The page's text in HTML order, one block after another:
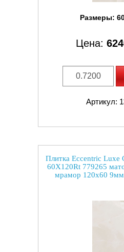
Размеры:
Цена:
Артикул:
Плитка Eccentric Luxe
60X120Rt 779265
мрамор 120x60 9мм